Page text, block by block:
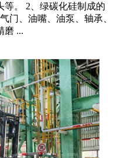
等。 2、绿碳化硅制成的
门、油嘴、油泵、轴承、
磨 ...